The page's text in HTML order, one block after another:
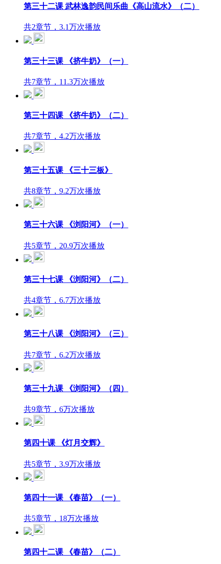
第三十二课 武林逸韵民间乐曲《高山流水》（二）
共2章节，3.1万次播放
第三十三课 《挤牛奶》（一）
共7章节，11.3万次播放
第三十四课 《挤牛奶》（二）
共7章节，4.2万次播放
第三十五课 《三十三板》
共8章节，9.2万次播放
第三十六课 《浏阳河》（一）
共5章节，20.9万次播放
第三十七课 《浏阳河》（二）
共4章节，6.7万次播放
第三十八课 《浏阳河》（三）
共7章节，6.2万次播放
第三十九课 《浏阳河》（四）
共9章节，6万次播放
第四十课 《灯月交辉》
共5章节，3.9万次播放
第四十一课 《春苗》（一）
共5章节，18万次播放
第四十二课 《春苗》（二）